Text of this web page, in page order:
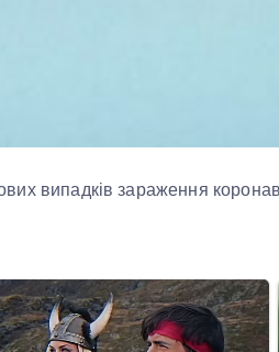
випадків зараження